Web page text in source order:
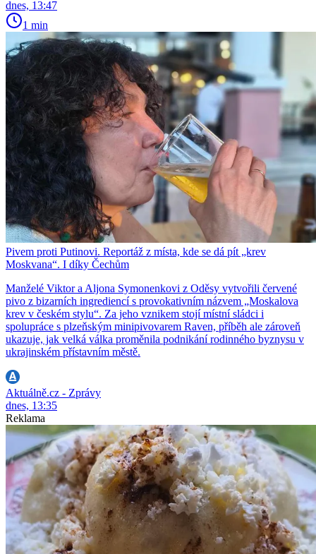
dnes, 13:47
1 min
Pivem proti Putinovi. Reportáž z místa, kde se dá pít „krev
Moskvana“. I díky Čechům
Manželé Viktor a Aljona Symonenkovi z Oděsy vytvořili červené
pivo z bizarních ingrediencí s provokativním názvem „Moskalova
krev v českém stylu“. Za jeho vznikem stojí místní sládci i
spolupráce s plzeňským minipivovarem Raven, příběh ale zároveň
ukazuje, jak velká válka proměnila podnikání rodinného byznysu v
ukrajinském přístavním městě.
Aktuálně.cz - Zprávy
dnes, 13:35
Reklama